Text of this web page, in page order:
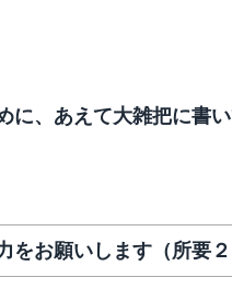
に、あえて大雑把に書
をお願いします（所要２